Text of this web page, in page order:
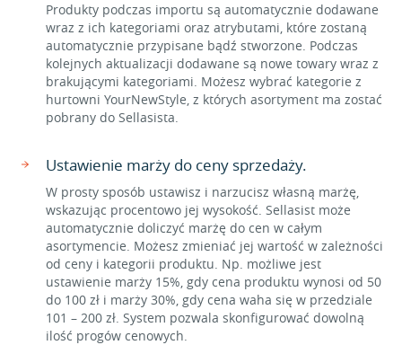
Produkty podczas importu są automatycznie dodawane
wraz z ich kategoriami oraz atrybutami, które zostaną
automatycznie przypisane bądź stworzone. Podczas
kolejnych aktualizacji dodawane są nowe towary wraz z
brakującymi kategoriami. Możesz wybrać kategorie z
hurtowni YourNewStyle, z których asortyment ma zostać
pobrany do Sellasista.
Ustawienie marży do ceny sprzedaży.
W prosty sposób ustawisz i narzucisz własną marżę,
wskazując procentowo jej wysokość. Sellasist może
automatycznie doliczyć marżę do cen w całym
asortymencie. Możesz zmieniać jej wartość w zależności
od ceny i kategorii produktu. Np. możliwe jest
ustawienie marży 15%, gdy cena produktu wynosi od 50
do 100 zł i marży 30%, gdy cena waha się w przedziale
101 – 200 zł. System pozwala skonfigurować dowolną
ilość progów cenowych.